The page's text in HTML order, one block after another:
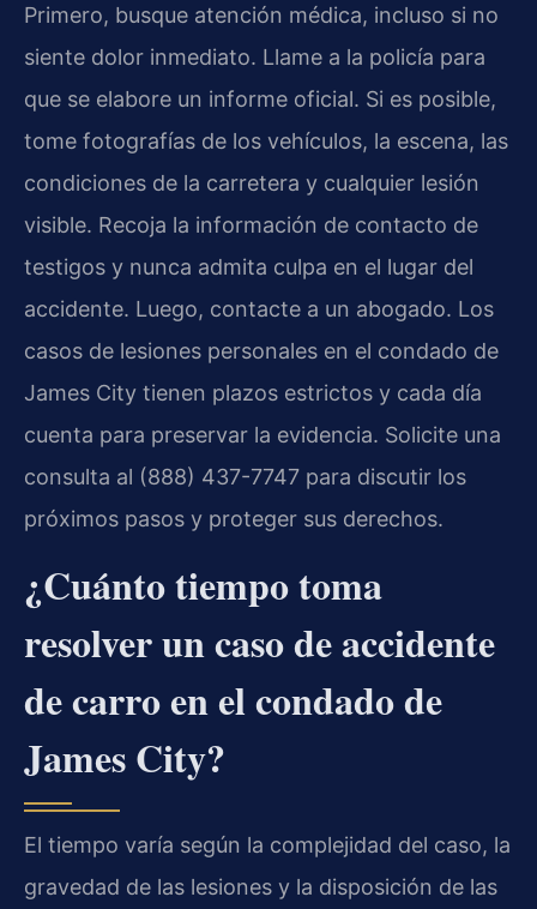
Primero, busque atención médica, incluso si no
siente dolor inmediato. Llame a la policía para
que se elabore un informe oficial. Si es posible,
tome fotografías de los vehículos, la escena, las
condiciones de la carretera y cualquier lesión
visible. Recoja la información de contacto de
testigos y nunca admita culpa en el lugar del
accidente. Luego, contacte a un abogado. Los
casos de lesiones personales en el condado de
James City tienen plazos estrictos y cada día
cuenta para preservar la evidencia. Solicite una
consulta al (888) 437-7747 para discutir los
próximos pasos y proteger sus derechos.
¿Cuánto tiempo toma
resolver un caso de accidente
de carro en el condado de
James City?
El tiempo varía según la complejidad del caso, la
gravedad de las lesiones y la disposición de las